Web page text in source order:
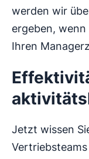
werden wir
ergeben, wenn
Ihren
Jetzt wissen